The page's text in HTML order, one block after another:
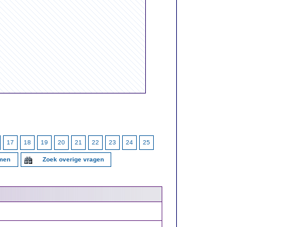
17 18 19 20 21 22 23 24 25
Zoek overige vragen